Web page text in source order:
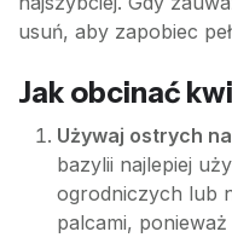
usuń, aby zapobiec
Jak obcinać
Używaj ostrych
bazylii najlepiej
ogrodniczych lub
palcami,